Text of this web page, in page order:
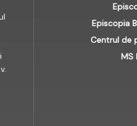
Episcopia
Centrul de
MS